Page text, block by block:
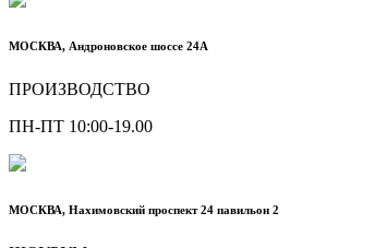
МОСКВА, Андроновское шоссе 24А
ПРОИЗВОДСТВО
ПН-ПТ 10:00-19.00
МОСКВА, Нахимовский проспект 24 павильон 2